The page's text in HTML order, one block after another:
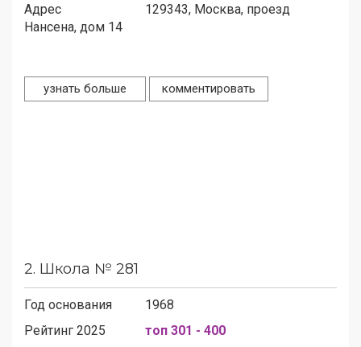
Адрес
129343, Москва, проезд
Нансена, дом 14
узнать больше комментировать
2. Школа № 281
Год основания
1968
Рейтинг 2025
топ 301 - 400